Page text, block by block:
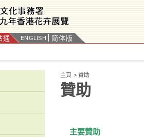
通 ENGLISH 简体版
主頁 > 贊助
贊助
主要贊助